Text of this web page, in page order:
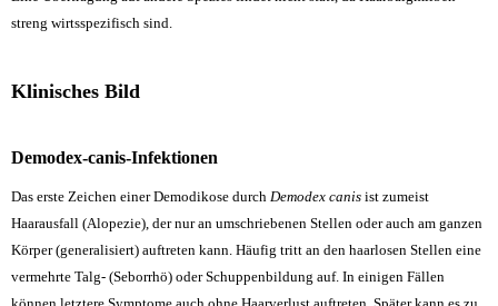
streng wirtsspezifisch sind.
Klinisches Bild
Demodex-canis-Infektionen
Das erste Zeichen einer Demodikose durch Demodex canis ist zumeist
Haarausfall (Alopezie), der nur an umschriebenen Stellen oder auch am ganzen
Körper (generalisiert) auftreten kann. Häufig tritt an den haarlosen Stellen eine
vermehrte Talg- (Seborrhö) oder Schuppenbildung auf. In einigen Fällen